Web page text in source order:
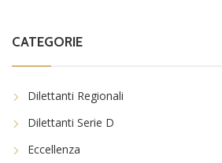
CATEGORIE
Dilettanti Regionali
Dilettanti Serie D
Eccellenza